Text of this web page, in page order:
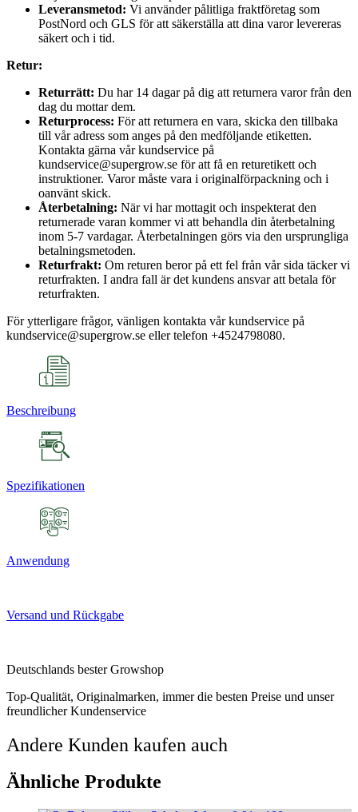
Leveransmetod: Vi använder pålitliga fraktföretag som
PostNord och GLS för att säkerställa att dina varor levereras
säkert och i tid.
Retur:
Returrätt: Du har 14 dagar på dig att returnera varor från den
dag du mottar dem.
Returprocess: För att returnera en vara, skicka den tillbaka
till vår adress som anges på den medföljande etiketten.
Kontakta gärna vår kundservice på
kundservice@supergrow.se för att få en returetikett och
instruktioner. Varor måste vara i originalförpackning och i
oanvänt skick.
Återbetalning: När vi har mottagit och inspekterat den
returnerade varan kommer vi att behandla din återbetalning
inom 5-7 vardagar. Återbetalningen görs via den ursprungliga
betalningsmetoden.
Returfrakt: Om returen beror på ett fel från vår sida täcker vi
returfrakten. I andra fall är det kundens ansvar att betala för
returfrakten.
För ytterligare frågor, vänligen kontakta vår kundservice på
kundservice@supergrow.se eller telefon +4524798080.
Beschreibung
Spezifikationen
Anwendung
Versand und Rückgabe
Deutschlands bester Growshop
Top-Qualität, Originalmarken, immer die besten Preise und unser
freundlicher Kundenservice
Andere Kunden kaufen auch
Ähnliche Produkte